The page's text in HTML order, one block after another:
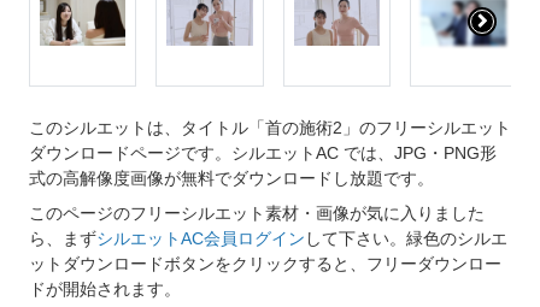
このシルエットは、タイトル「首の施術2」のフリーシルエット
ダウンロードページです。シルエットAC では、JPG・PNG形
式の高解像度画像が無料でダウンロードし放題です。
このページのフリーシルエット素材・画像が気に入りました
ら、まずシルエットAC会員ログイン して下さい。緑色のシルエ
ットダウンロードボタンをクリックすると、フリーダウンロー
ドが開始されます。